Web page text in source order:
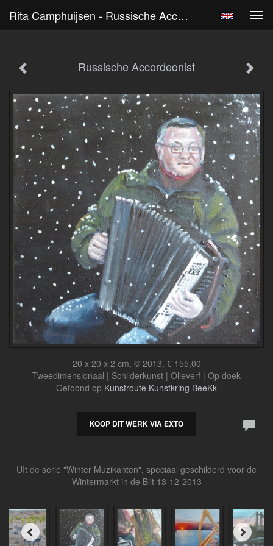
Rita Camphuijsen - Russische Accordeonist
Russische Accordeonist
20 x 20 x 2 cm, © 2013, € 155,00
Tweedimensionaal | Schilderkunst | Olieverf | Op doek
Getoond op Kunstroute Kunstkring BeeKk
KOOP DIT WERK VIA EXTO
UIt de serie "Winter Muzikanten", speciaal geschilderd voor de
Wintermarkt in de Bilt 13-12-2013